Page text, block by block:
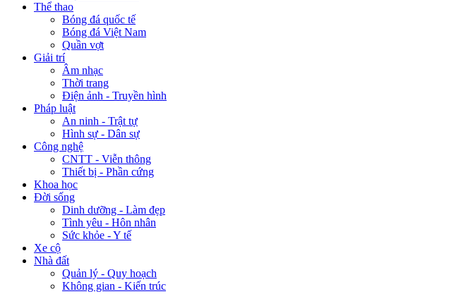
Thể thao
Bóng đá quốc tế
Bóng đá Việt Nam
Quần vợt
Giải trí
Âm nhạc
Thời trang
Điện ảnh - Truyền hình
Pháp luật
An ninh - Trật tự
Hình sự - Dân sự
Công nghệ
CNTT - Viễn thông
Thiết bị - Phần cứng
Khoa học
Đời sống
Dinh dưỡng - Làm đẹp
Tình yêu - Hôn nhân
Sức khỏe - Y tế
Xe cộ
Nhà đất
Quản lý - Quy hoạch
Không gian - Kiến trúc